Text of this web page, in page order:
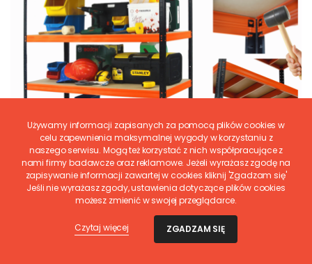
Używamy informacji zapisanych za pomocą plików cookies w
celu zapewnienia maksymalnej wygody w korzystaniu z
naszego serwisu. Mogą też korzystać z nich współpracujące z
nami firmy badawcze oraz reklamowe. Jeżeli wyrażasz zgodę na
zapisywanie informacji zawartej w cookies kliknij 'Zgadzam się'
Jeśli nie wyrażasz zgody, ustawienia dotyczące plików cookies
możesz zmienić w swojej przeglądarce.
Czytaj więcej ZGADZAM SIĘ